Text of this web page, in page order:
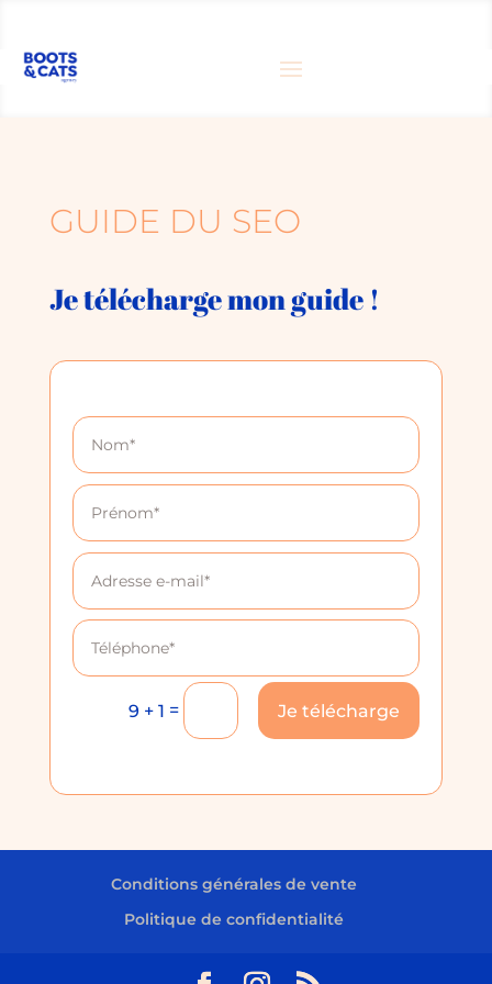
GUIDE DU SEO
Je télécharge mon guide !
9 + 1 = Je télécharge
Conditions générales de vente
Politique de confidentialité